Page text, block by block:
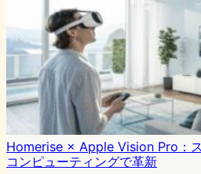
Homerise × Apple Vision Pro：
コンピューティングで革新